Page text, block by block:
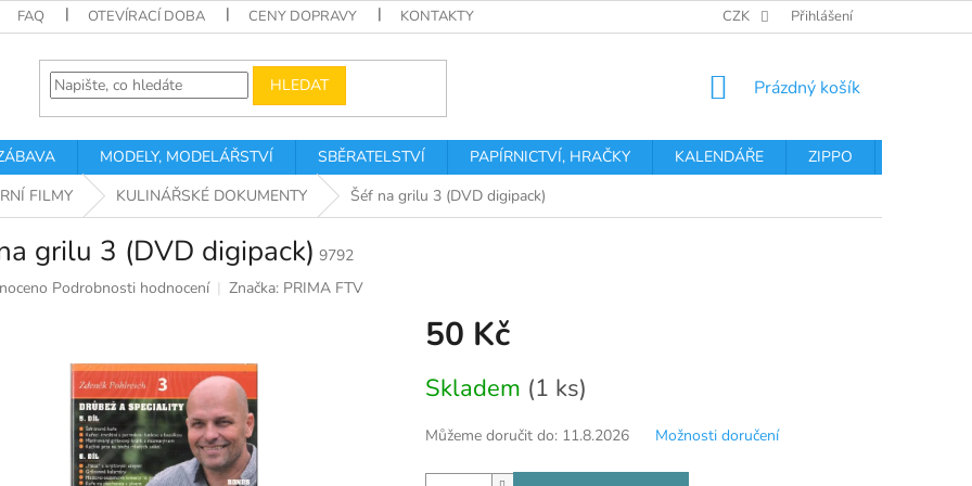
FAQ OTEVÍRACÍ DOBA CENY DOPRAVY KONTAKTY PODMÍNKY OCHRANY OSOBNÍCH
CZK Přihlášení
HLEDAT
NÁKUPNÍ
Prázdný košík
MODELY, MODELÁŘSTVÍ SBĚRATELSTVÍ PAPÍRNICTVÍ, HRAČKY KALENDÁŘE ZIPPO
FILMY KULINÁŘSKÉ DOKUMENTY Šéf na grilu 3 (DVD digipack)
grilu 3 (DVD digipack) 9792
Podrobnosti hodnocení Značka: PRIMA FTV
50 Kč
cena:
Skladem (1 ks)
Můžeme doručit do: 11.8.2026 Možnosti doručení